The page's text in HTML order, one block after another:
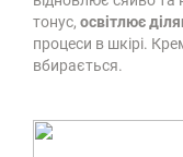
тонус, освітлює
процеси в шкірі.
вбирається.